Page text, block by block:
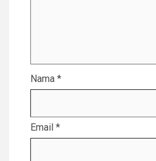
Nama *
Email *